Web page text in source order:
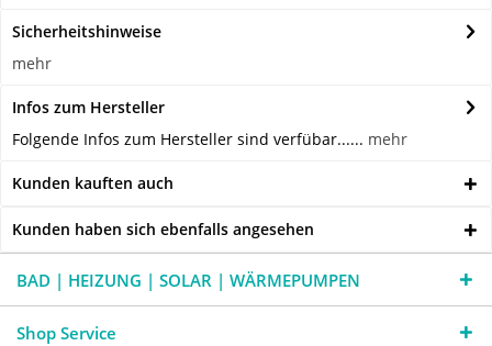
Sicherheitshinweise
mehr
Infos zum Hersteller
Folgende Infos zum Hersteller sind verfübar...... mehr
Kunden kauften auch
Kunden haben sich ebenfalls angesehen
BAD | HEIZUNG | SOLAR | WÄRMEPUMPEN
Shop Service